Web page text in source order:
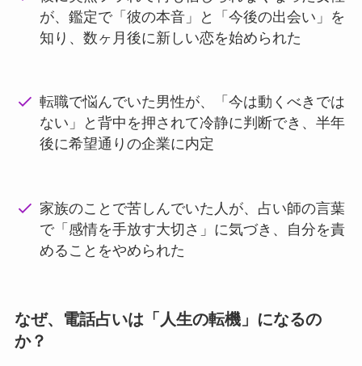
が、鑑定で「彼の本音」と「今後の出会い」を
知り、数ヶ月後に新しい恋を始められた
転職で悩んでいた男性が、「今は動くべきでは
ない」と背中を押されて冷静に判断でき、半年
後に希望通りの企業に内定
家族のことで苦しんでいた人が、占い師の言葉
で「感情を手放す大切さ」に気づき、自分を責
めることをやめられた
なぜ、電話占いは「人生の転機」になるの
か？